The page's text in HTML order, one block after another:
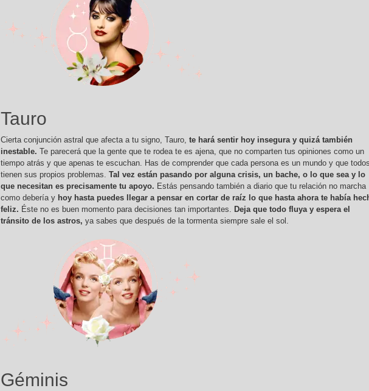
Tauro
Cierta conjunción astral que afecta a tu signo, Tauro, te hará sentir hoy insegura y quizá también
inestable. Te parecerá que la gente que te rodea te es ajena, que no comparten tus opiniones como un
tiempo atrás y que apenas te escuchan. Has de comprender que cada persona es un mundo y que
tienen sus propios problemas. Tal vez están pasando por alguna crisis, un bache, o lo que sea y lo
que necesitan es precisamente tu apoyo. Estás pensando también a diario que tu relación no marcha
como debería y hoy hasta puedes llegar a pensar en cortar de raíz lo que hasta ahora te había
feliz. Éste no es buen momento para decisiones tan importantes. Deja que todo fluya y espera el
tránsito de los astros, ya sabes que después de la tormenta siempre sale el sol.
Géminis